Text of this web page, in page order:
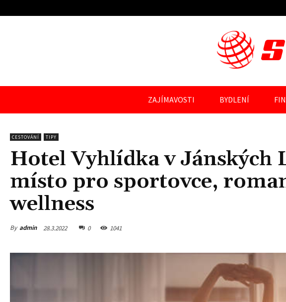
ZAJÍMAVOSTI BYDLENÍ
CESTOVÁNÍ TIPY
Hotel Vyhlídka v Jánských
místo pro sportovce,
wellness
By admin 28.3.2022 0 1041